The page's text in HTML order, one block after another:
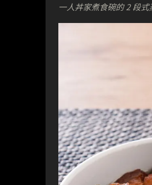
一人丼家煮食碗的 2 段